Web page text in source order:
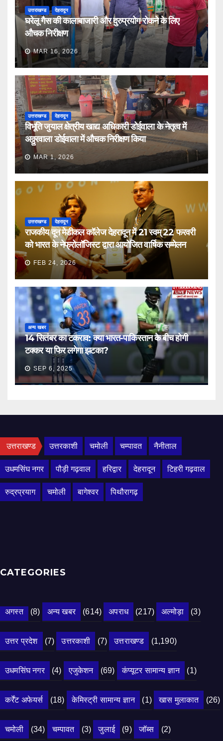
उत्तराखण्ड देहरादून
घरेलू गैस की कालाबाजारी और दुरुप्रयोग रोकने के लिए
औचक निरीक्षण
MAR 16, 2026
उत्तराखण्ड देहरादून
विभूति जुयाल क्षेत्रीय खाद्य अधिकारी डोईवाला के नेतृत्व में
अठ्ठुरवाला डोईवाला में औचक निरीक्षण किया
MAR 1, 2026
उत्तराखण्ड देहरादून
राजकीय दून मेडीकल कॉलेज देहरादून में 21 स्वम् 22 फरवरी
को भारत के नेफ्रोलॉजिस्ट द्वारा आयोजित वार्षिक सम्मेलन
FEB 24, 2026
अन्य खबर
14 सितंबर का टकराव: क्या भारत-पाकिस्तान के बीच होगी
टक्कर या फिर लगेगा झटका?
SEP 6, 2025
उत्तराखण्ड उत्तरकाशी चमोली चम्पावत नैनीताल
उधमसिंघ नगर पौड़ी गढ़वाल हरिद्वार देहरादून टिहरी गढ़वाल
रुद्रप्रयाग चमोली बागेश्वर पिथौरागढ़
CATEGORIES
अगस्त (8) अन्य खबर (614) अपराध (217) अल्मोड़ा (3)
उत्तर प्रदेश (7) उत्तरकाशी (7) उत्तराखण्ड (1,190)
उधमसिंघ नगर (4) एजुकेशन (69) कंप्यूटर सामान्य ज्ञान (1)
कर्रेंट अफेयर्स (18) केमिस्ट्री सामान्य ज्ञान (1) खास मुलाकात (26)
चमोली (34) चम्पावत (3) जुलाई (9) जॉब्स (2)